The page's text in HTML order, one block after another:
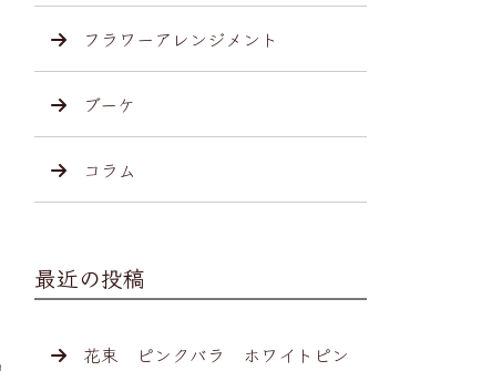
フラワーアレンジメント
ブーケ
コラム
最近の投稿
花束 ピンクバラ ホワイトピン